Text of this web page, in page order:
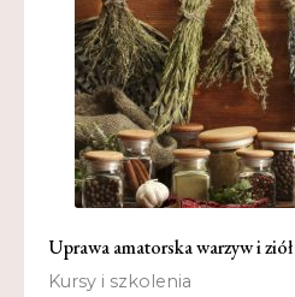
Uprawa amatorska warzyw i ziół
Kursy i szkolenia